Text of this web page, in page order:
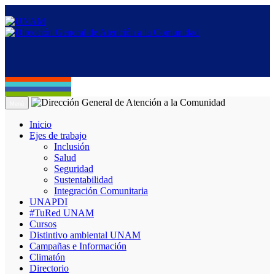
Inicio
Ejes de trabajo
Inclusión
Salud
Seguridad
Sustentabilidad
Integración Comunitaria
UNAPDI
#TuRed UNAM
Cursos
Distintivo ambiental UNAM
Campañas e Información
Climatón
Directorio